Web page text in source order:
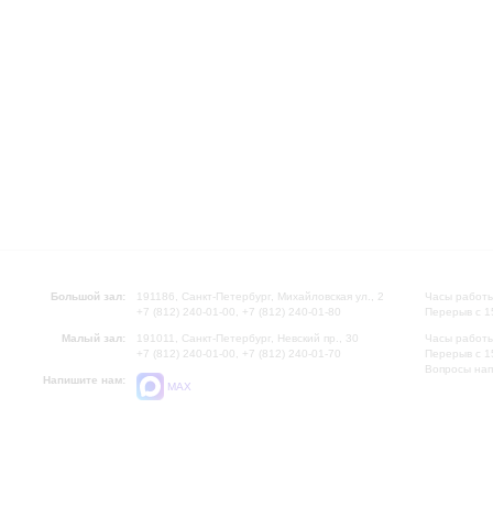
Большой зал:
191186, Санкт-Петербург, Михайловская ул., 2
+7 (812) 240-01-00, +7 (812) 240-01-80
Малый зал:
191011, Санкт-Петербург, Невский пр., 30
+7 (812) 240-01-00, +7 (812) 240-01-70
Напишите нам:
MAX
Часы
Перерыв с
Часы
Перерыв с
Вопросы